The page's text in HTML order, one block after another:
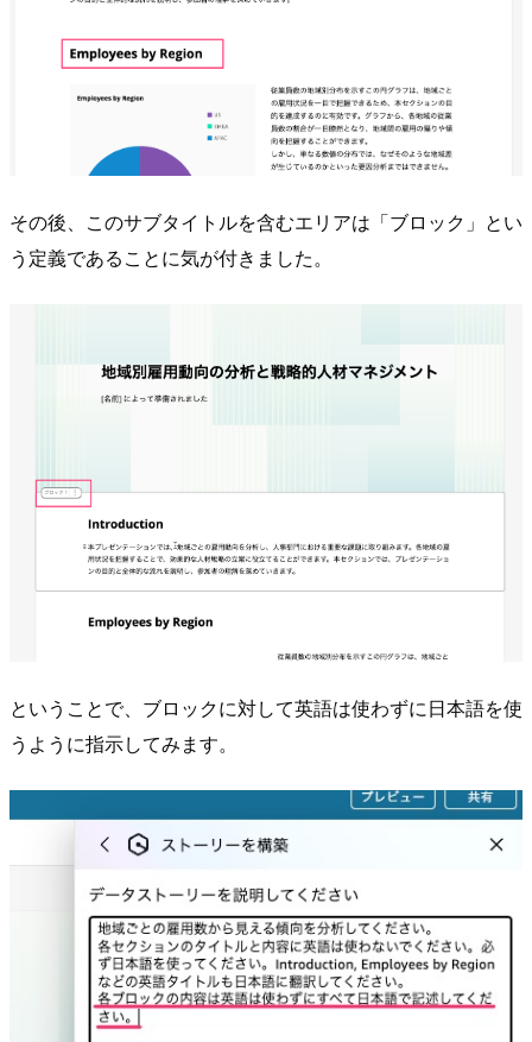
その後、このサブタイトルを含むエリアは「ブロック」とい
う定義であることに気が付きました。
ということで、ブロックに対して英語は使わずに日本語を使
うように指示してみます。